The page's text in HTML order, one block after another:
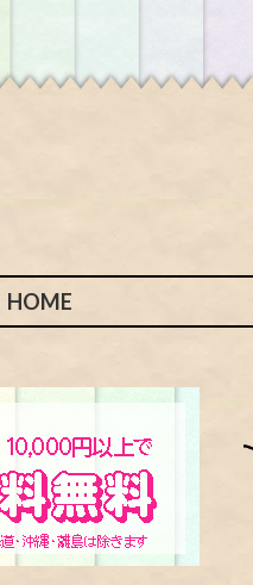
HOME